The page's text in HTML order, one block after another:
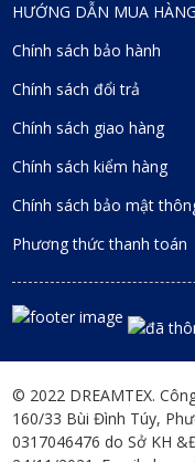
HƯỚNG DẪN MUA
Chính sách bảo hành
Chính sách đổi trả
Chính sách giao hàng
Chính sách kiểm hàng
Chính sách bảo mật
Phương thức thanh toán
© 2022 DREAMTEX.
160/33 Bùi Đình Túy,
0317046476 do Sở KH